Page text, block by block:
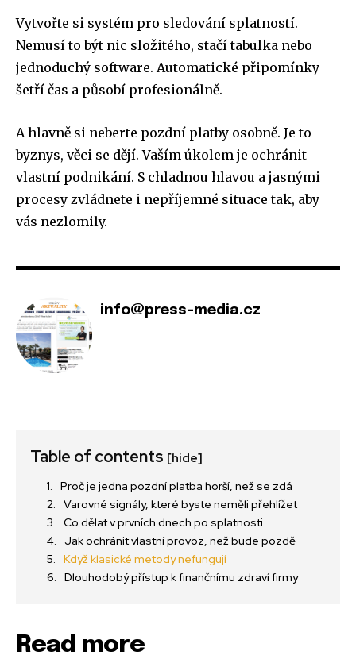
Vytvořte si systém pro sledování splatností.
Nemusí to být nic složitého, stačí tabulka nebo
jednoduchý software. Automatické připomínky
šetří čas a působí profesionálně.
A hlavně si neberte pozdní platby osobně. Je to
byznys, věci se dějí. Vaším úkolem je ochránit
vlastní podnikání. S chladnou hlavou a jasnými
procesy zvládnete i nepříjemné situace tak, aby
vás nezlomily.
info@press-media.cz
Table of contents [hide]
Proč je jedna pozdní platba horší, než se zdá
Varovné signály, které byste neměli přehlížet
Co dělat v prvních dnech po splatnosti
Jak ochránit vlastní provoz, než bude pozdě
Když klasické metody nefungují
Dlouhodobý přístup k finančnímu zdraví firmy
Read more